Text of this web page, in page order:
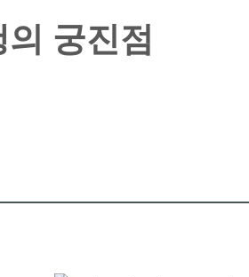
궁진점